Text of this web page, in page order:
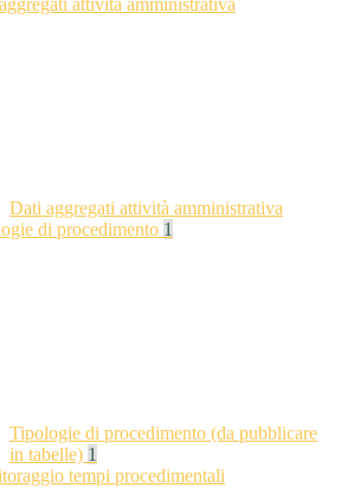
attività amministrativa
Dati aggregati attività amministrativa
di procedimento 1
Tipologie di procedimento (da pubblicare
in tabelle) 1
tempi procedimentali